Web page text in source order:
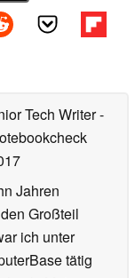
Tech Writer-
Jahren
Großteil
ich unter
tätig